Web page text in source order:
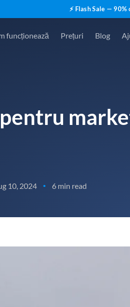
⚡ Flash Sale —
funcționează Prețuri Blog
10, 2024 • 6 min read